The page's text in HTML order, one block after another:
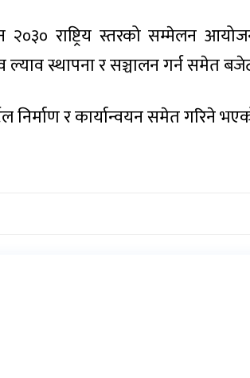
राष्ट्रिय स्तरको सम्मेलन
ल्याव स्थापना र सञ्चालन गर्न समेत
निर्माण र कार्यान्वयन समेत गरिने